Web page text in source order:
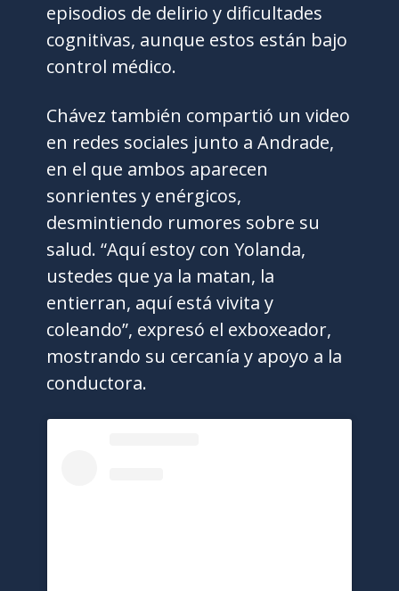
episodios de delirio y dificultades
cognitivas, aunque estos están bajo
control médico.
Chávez también compartió un video
en redes sociales junto a Andrade,
en el que ambos aparecen
sonrientes y enérgicos,
desmintiendo rumores sobre su
salud. “Aquí estoy con Yolanda,
ustedes que ya la matan, la
entierran, aquí está vivita y
coleando”, expresó el exboxeador,
mostrando su cercanía y apoyo a la
conductora.